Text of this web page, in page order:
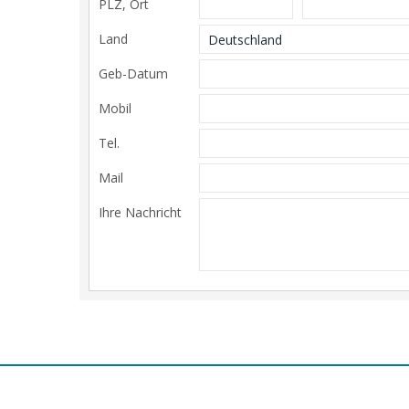
PLZ, Ort
Land
Geb-Datum
Mobil
Tel.
Mail
Ihre Nachricht